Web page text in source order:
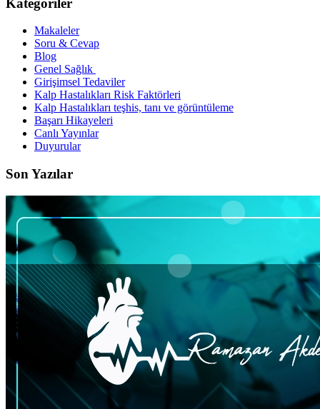
Makaleler
Soru & Cevap
Blog
Genel Sağlık
Girişimsel Tedaviler
Kalp Hastalıkları Risk Faktörleri
Kalp Hastalıkları teşhis, tanı ve görüntüleme
Başarı Hikayeleri
Canlı Yayınlar
Duyurular
Son Yazılar